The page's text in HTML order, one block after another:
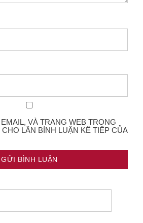
VÀ TRANG WEB TRONG
LẦN BÌNH LUẬN KẾ TIẾP CỦA